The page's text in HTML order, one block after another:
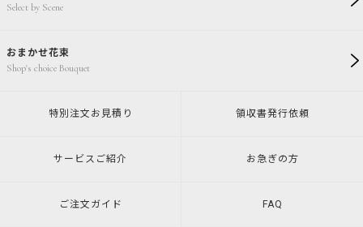
Select by Scene
おまかせ花束
Shop's choice Bouquet
特別注文 お見積り 領収書発行依頼
サービスご紹介 お急ぎの方
ご注文ガイド FAQ